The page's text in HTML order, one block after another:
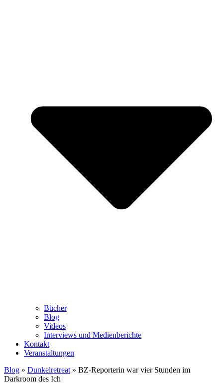
Bücher
Blog
Videos
Interviews und Medienberichte
Kontakt
Veranstaltungen
Blog » Dunkelretreat » BZ-Reporterin war vier Stunden im
Darkroom des Ich